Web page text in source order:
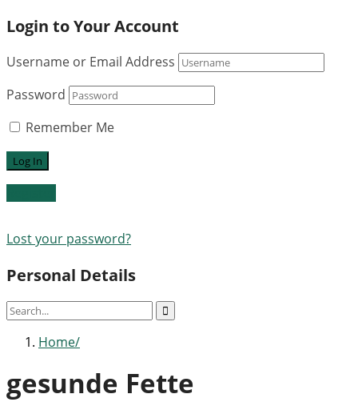
Login to Your Account
Username or Email Address
Password
Remember Me
Lost your password?
Personal Details
Home
gesunde Fette